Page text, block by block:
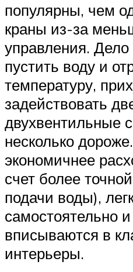
популярны, чем
краны из-за
управления.
пустить воду и
температуру,
задействовать
двухвентильные
несколько
экономичнее
счет более
подачи воды),
самостоятельно
вписываются в
интерьеры.